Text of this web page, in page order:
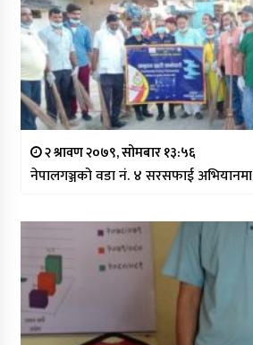
२ श्रावण २०७९, सोमबार १३:५६
नेपालगञ्जको वडा नं. ४ सरसफाई अभियानमा